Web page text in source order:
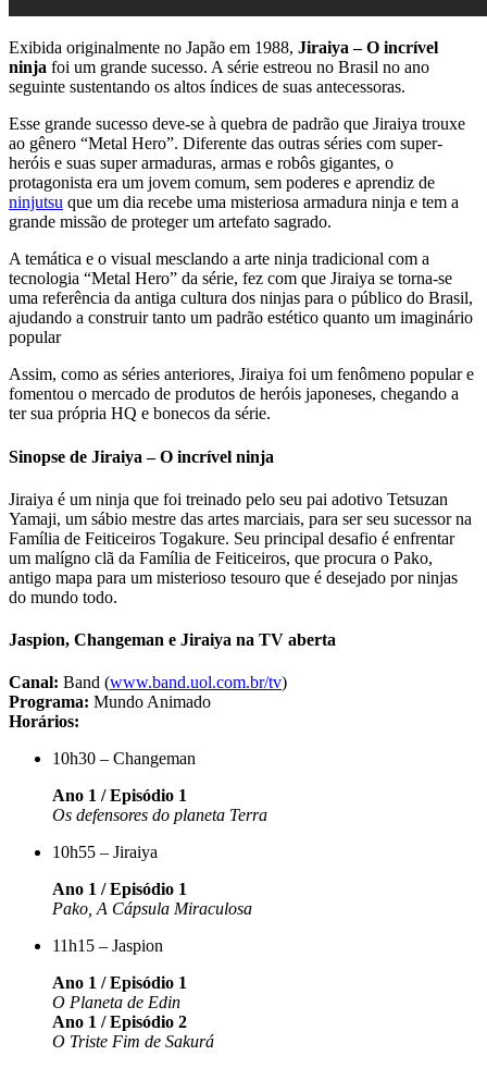
Exibida originalmente no Japão em 1988, Jiraiya – O incrível
ninja foi um grande sucesso. A série estreou no Brasil no ano
seguinte sustentando os altos índices de suas antecessoras.
Esse grande sucesso deve-se à quebra de padrão que Jiraiya trouxe
ao gênero “Metal Hero”. Diferente das outras séries com super-
heróis e suas super armaduras, armas e robôs gigantes, o
protagonista era um jovem comum, sem poderes e aprendiz de
ninjutsu que um dia recebe uma misteriosa armadura ninja e tem a
grande missão de proteger um artefato sagrado.
A temática e o visual mesclando a arte ninja tradicional com a
tecnologia “Metal Hero” da série, fez com que Jiraiya se torna-se
uma referência da antiga cultura dos ninjas para o público do Brasil,
ajudando a construir tanto um padrão estético quanto um imaginário
popular
Assim, como as séries anteriores, Jiraiya foi um fenômeno popular e
fomentou o mercado de produtos de heróis japoneses, chegando a
ter sua própria HQ e bonecos da série.
Sinopse de Jiraiya – O incrível ninja
Jiraiya é um ninja que foi treinado pelo seu pai adotivo Tetsuzan
Yamaji, um sábio mestre das artes marciais, para ser seu sucessor na
Família de Feiticeiros Togakure. Seu principal desafio é enfrentar
um malígno clã da Família de Feiticeiros, que procura o Pako,
antigo mapa para um misterioso tesouro que é desejado por ninjas
do mundo todo.
Jaspion, Changeman e Jiraiya na TV aberta
Canal: Band (www.band.uol.com.br/tv)
Programa: Mundo Animado
Horários:
10h30 – Changeman
Ano 1 / Episódio 1
Os defensores do planeta Terra
10h55 – Jiraiya
Ano 1 / Episódio 1
Pako, A Cápsula Miraculosa
11h15 – Jaspion
Ano 1 / Episódio 1
O Planeta de Edin
Ano 1 / Episódio 2
O Triste Fim de Sakurá